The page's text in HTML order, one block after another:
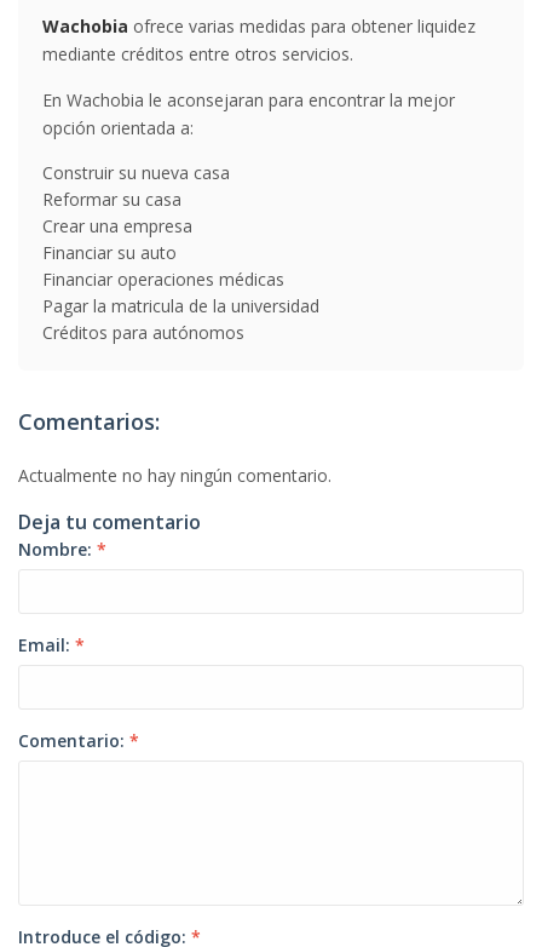
Wachobia ofrece varias medidas para obtener liquidez
mediante créditos entre otros servicios.
En Wachobia le aconsejaran para encontrar la mejor
opción orientada a:
Construir su nueva casa
Reformar su casa
Crear una empresa
Financiar su auto
Financiar operaciones médicas
Pagar la matricula de la universidad
Créditos para autónomos
Comentarios:
Actualmente no hay ningún comentario.
Deja tu comentario
Nombre: *
Email: *
Comentario: *
Introduce el código: *